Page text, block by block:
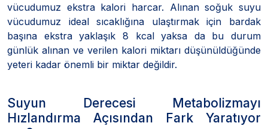
vücudumuz ekstra kalori harcar. Alınan soğuk suyu
vücudumuz ideal sıcaklığına ulaştırmak için bardak
başına ekstra yaklaşık 8 kcal yaksa da bu durum
günlük alınan ve verilen kalori miktarı düşünüldüğünde
yeteri kadar önemli bir miktar değildir.
Suyun Derecesi Metabolizmayı
Hızlandırma Açısından Fark Yaratıyor